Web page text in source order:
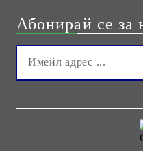
Абонирай се за